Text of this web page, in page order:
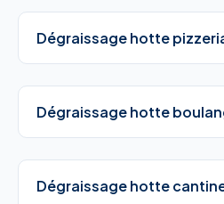
Dégraissage hotte
Dégraissage hotte
Dégraissage hotte